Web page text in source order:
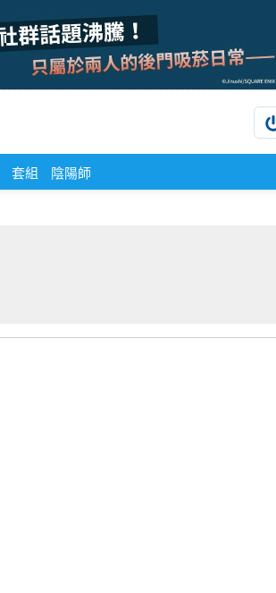
套組 陰陽師